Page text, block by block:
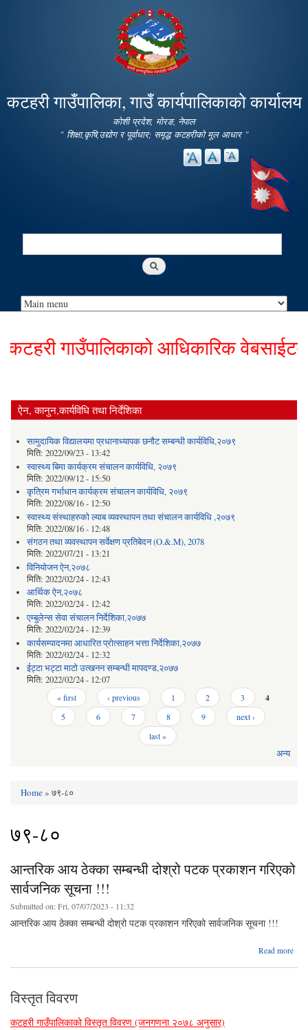
main
content
कटहरी गाउँपालिका, गाउँ कार्यपालिकाको कार्यालय
कोशी प्रदेश, मोरङ, नेपाल
" शिक्षा,कृषि,उद्योग र पूर्वाधार; समृद्ध कटहरीको मूल आधार "
Search
गाउँपालिकाको आधिकारिक वेबसाईटमा
ऐन, कानुन,कार्यविधि तथा निर्देशिका
सामुदायिक विद्यालयमा प्रधानाध्यापक छनौट सम्बन्धी कार्यविधि,२०७९
मिति: 2022/09/23 - 13:42
स्वास्थ्य बिमा कार्यक्रम संचालन कार्यविधि, २०७९
मिति: 2022/09/12 - 15:50
कृत्रिम गर्भाधान कार्यक्रम संचालन कार्यविधि, २०७९
मिति: 2022/08/16 - 12:50
स्वास्थ्य संस्थाहरुको ल्याब व्यवस्थापन तथा संचालन कार्यविधि ,२०७९
मिति: 2022/08/16 - 12:48
संगठन तथा व्यवस्थापन सर्वेक्षण प्रतिबेदन (O.&.M), 2078
मिति: 2022/07/21 - 13:21
विनियोजन ऐन,२०७८
मिति: 2022/02/24 - 12:43
आर्थिक ऐन,२०७८
मिति: 2022/02/24 - 12:42
एम्बुलेन्स सेवा संचालन निर्देशिका,२०७७
मिति: 2022/02/24 - 12:39
कार्यसम्पादनमा आधारित प्रोत्साहन भत्ता निर्देशिका,२०७७
मिति: 2022/02/24 - 12:32
ईट्टा भट्टा माटो उत्खनन सम्बन्धी मापदण्ड,२०७७
मिति: 2022/02/24 - 12:07
« first ‹ previous 1 2 3 4
5 6 7 8 9
next ›
last »
अन्य
Home» ७९-८०
७९-८०
आन्तरिक आय ठेक्का सम्बन्धी दोश्रो पटक प्रकाशन गरिएको
सार्वजनिक सूचना !!!
Submitted on:Fri, 07/07/2023 - 11:32
आन्तरिक आय ठेक्का सम्बन्धी दोश्रो पटक प्रकाशन गरिएको सार्वजनिक सूचना !!!
Read more
विस्तृत विवरण
कटहरी गाउँपालिकाको विस्तृत विवरण (जनगणना २०७८ अनुसार)